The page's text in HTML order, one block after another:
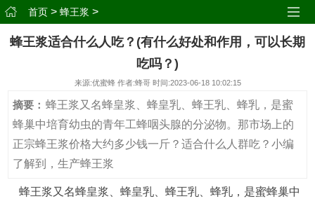
首页 >蜂王浆 >
蜂王浆适合什么人吃？(有什么好处和作用，可以长期
吃吗？)
来源:优蜜蜂 作者:蜂哥 时间:2023-06-18 10:02:15
摘要： 蜂王浆又名蜂皇浆、蜂皇乳、蜂王乳、蜂乳，是蜜
蜂巢中培育幼虫的青年工蜂咽头腺的分泌物。那市场上的
正宗蜂王浆价格大约多少钱一斤？适合什么人群吃？小编
了解到，生产蜂王浆
蜂王浆又名蜂皇浆、蜂皇乳、蜂王乳、蜂乳，是蜜蜂巢中